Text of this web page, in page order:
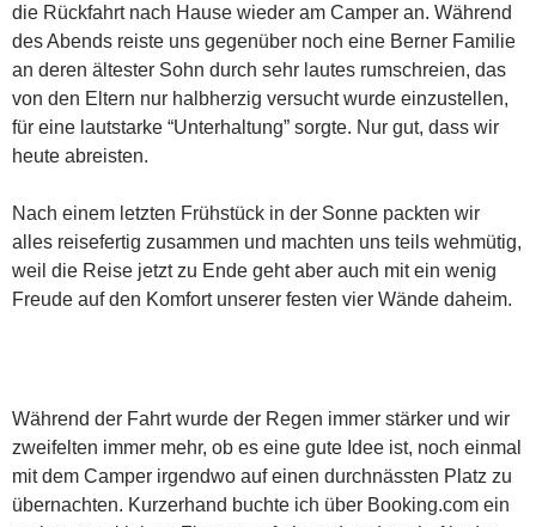
die Rückfahrt nach Hause wieder am Camper an. Während
des Abends reiste uns gegenüber noch eine Berner Familie
an deren ältester Sohn durch sehr lautes rumschreien, das
von den Eltern nur halbherzig versucht wurde einzustellen,
für eine lautstarke “Unterhaltung” sorgte. Nur gut, dass wir
heute abreisten.
Nach einem letzten Frühstück in der Sonne packten wir
alles reisefertig zusammen und machten uns teils wehmütig,
weil die Reise jetzt zu Ende geht aber auch mit ein wenig
Freude auf den Komfort unserer festen vier Wände daheim.
Während der Fahrt wurde der Regen immer stärker und wir
zweifelten immer mehr, ob es eine gute Idee ist, noch einmal
mit dem Camper irgendwo auf einen durchnässten Platz zu
übernachten. Kurzerhand buchte ich über Booking.com ein